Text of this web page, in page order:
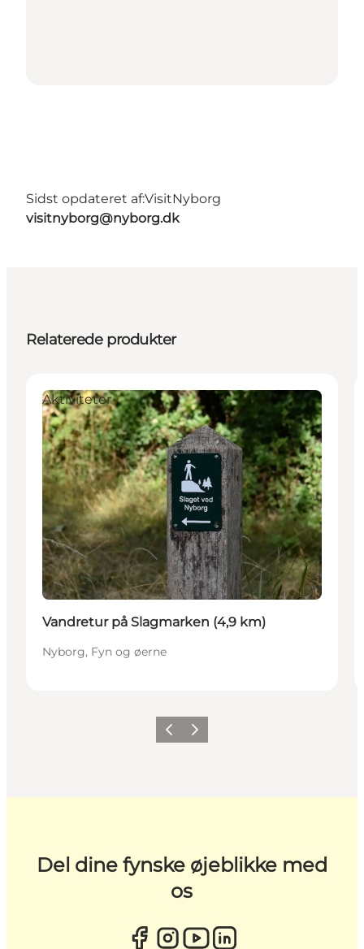
Sidst opdateret af:VisitNyborg
visitnyborg@nyborg.dk
Relaterede produkter
Aktiviteter
Vandretur på Slagmarken (4,9 km)
Nyborg, Fyn og øerne
ForrigeNæste
Del dine fynske øjeblikke med
os